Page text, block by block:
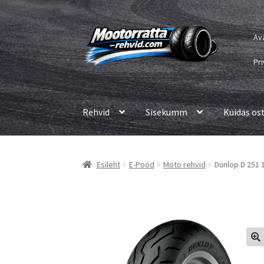
Liigu
navigeerimisele
Liigu
sisu
juurde
Rehvid Sisekumm Kuidas
Esileht E-Pood Moto rehvid Dunlop D 251